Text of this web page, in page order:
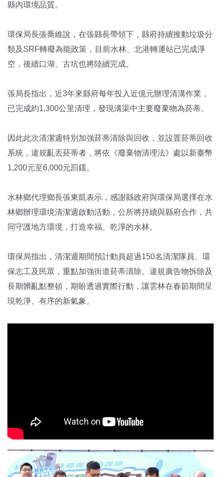
縣內環境品質。
環保局長張喬維說，在張縣長帶領下，縣府持續推動垃圾分
類及SRF轉廢為能政策，目前水林、北港轉運站已完成淨
空，後續口湖、古坑也將陸續完成。
張局長指出，近3年來縣府每年投入近億元辦理清溝作業，
已完成約1,300公里清理，發現溝渠中主要廢棄物為菸蒂。
因此此次清潔週特別加強菸蒂清除與回收，並設置菸蒂回收
系統，違規亂丟菸蒂者，將依《廢棄物清理法》處以新臺幣
1,200元至6,000元罰鍰。
水林鄉代理鄉長張東凱表示，感謝縣政府與環保局選擇在水
林鄉辦理環境清潔週啟動活動，公所將持續與縣府合作，共
同守護地方環境，打造幸福、乾淨的水林。
環保局指出，清潔週期間預計動員超過150名清潔隊員、環
保志工及民眾，重點加強街道菸蒂清除、違規廣告物拆除及
長期髒亂點整頓，期盼透過實際行動，讓雲林在春節期間呈
現乾淨、有序的新氣象。